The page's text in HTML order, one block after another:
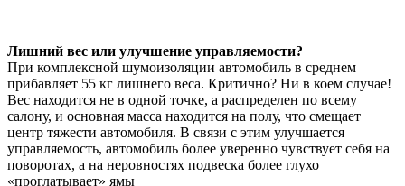
Лишний вес или улучшение управляемости?
При комплексной шумоизоляции автомобиль в среднем
прибавляет 55 кг лишнего веса. Критично? Ни в коем случае!
Вес находится не в одной точке, а распределен по всему
салону, и основная масса находится на полу, что смещает
центр тяжести автомобиля. В связи с этим улучшается
управляемость, автомобиль более уверенно чувствует себя на
поворотах, а на неровностях подвеска более глухо
«проглатывает» ямы